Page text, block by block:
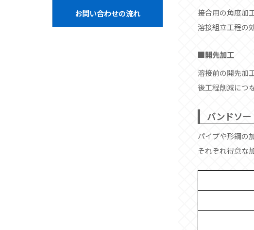
お問い合わせの流れ
接合用の角度加
溶接組立工程の
開先加工
溶接前の開先加
後工程削減につ
バンドソ
パイプや形鋼の
それぞれ得意な